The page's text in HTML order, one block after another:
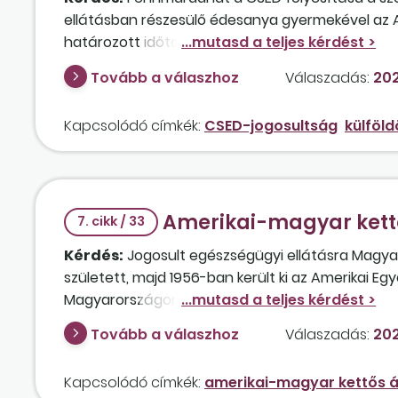
ellátásban részesülő édesanya gyermekével az
határozott időtartamra munkát vállalt? Az anya
szja-adózó egyéni vállalkozó. Fennmarad a
GYED-folyósítás lejártát követően hogyan
lejártát követően a magyar székhelyű egyéni
jogviszony? Amennyiben a férj
amerikai munkaviszonya, a magyar
A CSED-, illetve GYED-jogosultság
idő? Magyarországi biztosítási jogviszony
abban az esetben, ha a keresőképtelenség az
Tovább a válaszhoz Válaszadás:
Kapcsolódó címkék: CSED-jogosultság
7. cikk / 33 Amerikai-magyar
Kérdés: Jogosult egészségügyi ellátásra
született, majd 1956-ban került ki az Amerikai
Magyarországon tölti? Az érintett amerikai
Tovább a válaszhoz
Válaszadás:
Kapcsolódó címkék: amerikai-magyar kettős